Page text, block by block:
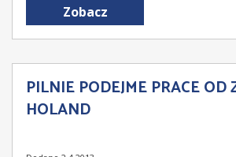
Zobacz
PILNIE PODEJME PRACE
HOLAND